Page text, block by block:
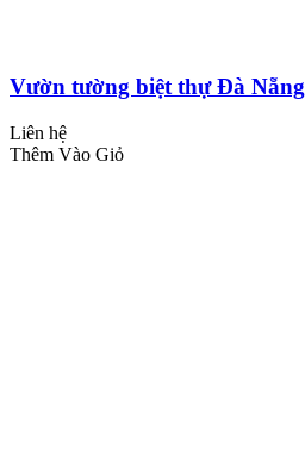
Vườn tường biệt thự Đà Nẵng
Liên hệ
Thêm Vào Giỏ